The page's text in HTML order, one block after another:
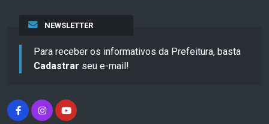
NEWSLETTER
Para receber os informativos da Prefeitura, basta
Cadastrar seu e-mail!